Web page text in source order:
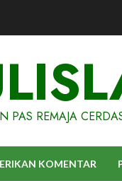
PAS REMAJA
KOMENTAR